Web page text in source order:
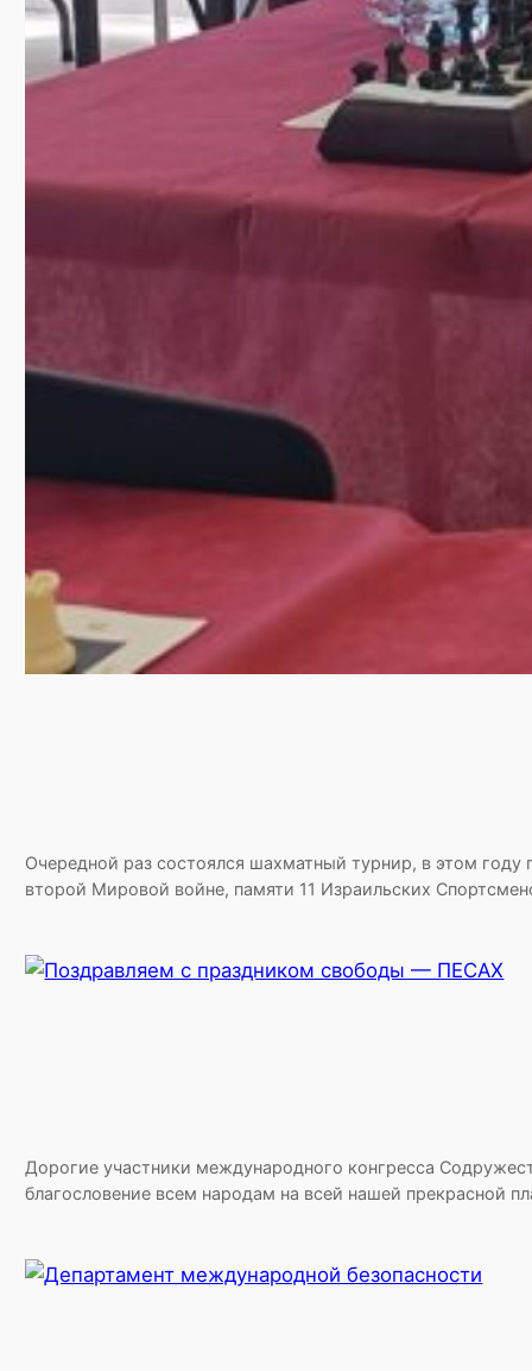
Очередной раз состоялся шахматный турнир, в этом
второй Мировой войне, памяти 11 Израильских
Дорогие участники международного конгресса
благословение всем народам на всей нашей прекрасной